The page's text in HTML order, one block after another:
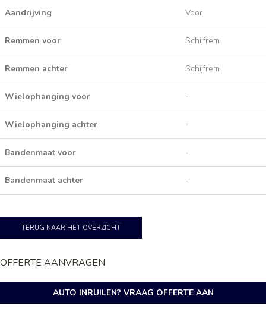
Aandrijving Voor
Remmen voor Schijfrem
Remmen achter Schijfrem
Wielophanging voor -
Wielophanging achter -
Bandenmaat voor -
Bandenmaat achter -
TERUG NAAR HET OVERZICHT
OFFERTE AANVRAGEN
AUTO INRUILEN? VRAAG OFFERTE AAN